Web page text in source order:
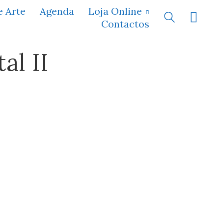
Arte Agenda
Loja Online
Contactos
II